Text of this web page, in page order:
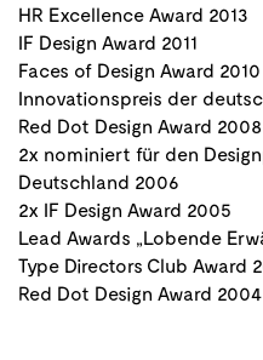
HR Excellence Award 2013
IF Design Award 2011
Faces of Design Award 2010
Innovationspreis der
Red Dot Design Award 2008
2x nominiert für den
Deutschland 2006
2x IF Design Award 2005
Lead Awards „Lobende
Type Directors Club Award
Red Dot Design Award 2004